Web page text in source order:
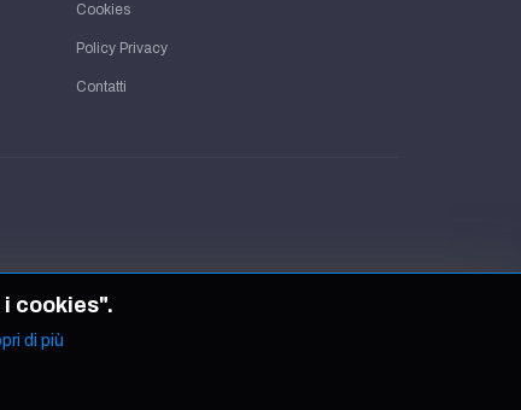
Cookies
Policy Privacy
Contatti
cookies".
di più